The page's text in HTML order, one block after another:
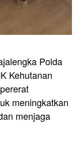
Polda
Kehutanan
meningkatkan
menjaga